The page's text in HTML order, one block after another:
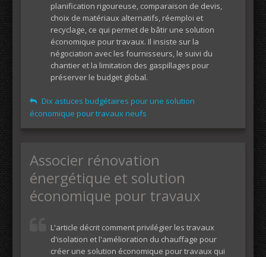
planification rigoureuse, comparaison de devis,
choix de matériaux alternatifs, réemploi et
recyclage, ce qui permet de bâtir une solution
économique pour travaux. Il insiste sur la
négociation avec les fournisseurs, le suivi du
chantier et la limitation des gaspillages pour
préserver le budget global.
Dix astuces budgétaires pour une solution
économique pour travaux neufs
Associer rénovation
énergétique et solution
économique pour travaux
L'article décrit comment privilégier les travaux
d'isolation et l'amélioration du chauffage pour
créer une solution économique pour travaux qui